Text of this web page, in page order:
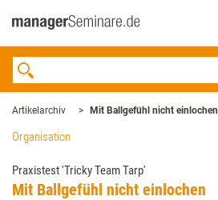
Artikelarchiv Mit Ballgefühl nicht einlochen
Organisation
Praxistest 'Tricky Team Tarp'
Mit Ballgefühl nicht einlochen